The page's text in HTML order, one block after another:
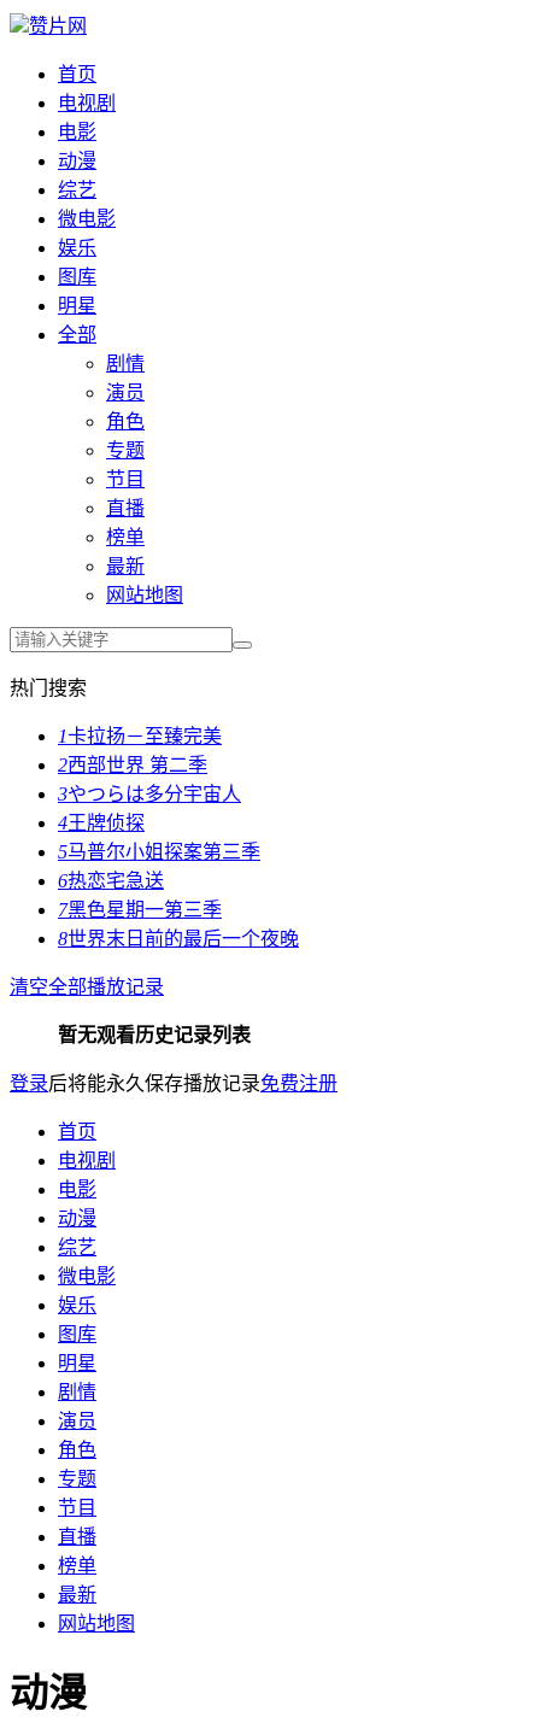
赞片网
首页
电视剧
电影
动漫
综艺
微电影
娱乐
图库
明星
全部
剧情
演员
角色
专题
节目
直播
榜单
最新
网站地图
热门搜索
1卡拉扬－至臻完美
2西部世界 第二季
3やつらは多分宇宙人
4王牌侦探
5马普尔小姐探案第三季
6热恋宅急送
7黑色星期一第三季
8世界末日前的最后一个夜晚
清空全部播放记录
暂无观看历史记录列表
登录后将能永久保存播放记录免费注册
首页
电视剧
电影
动漫
综艺
微电影
娱乐
图库
明星
剧情
演员
角色
专题
节目
直播
榜单
最新
网站地图
动漫